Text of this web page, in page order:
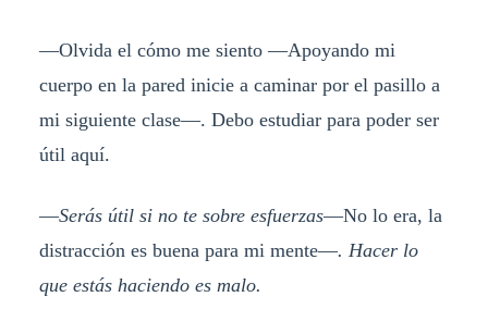
—Olvida el cómo me siento —Apoyando mi
cuerpo en la pared inicie a caminar por el pasillo a
mi siguiente clase—. Debo estudiar para poder ser
útil aquí.
—Serás útil si no te sobre esfuerzas—No lo era, la
distracción es buena para mi mente—. Hacer lo
que estás haciendo es malo.